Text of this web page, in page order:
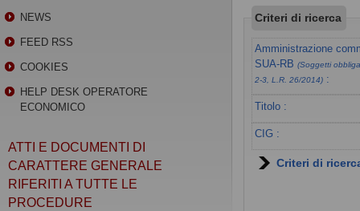
Criteri di ricerca
Amministrazione
SUA-RB(Soggetti
2-3, L.R. 26/2014) :
Titolo :
CIG :
Criteri di
NEWS
FEED RSS
COOKIES
HELP DESK OPERATORE
ECONOMICO
ATTI E DOCUMENTI DI
CARATTERE GENERALE
RIFERITI A TUTTE LE
PROCEDURE